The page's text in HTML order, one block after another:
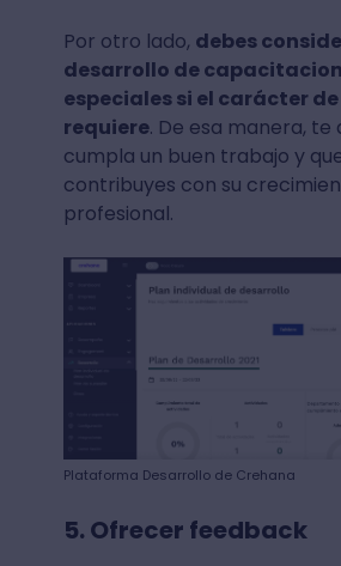
Por otro lado, debes
desarrollo de
especiales si el carácter
requiere. De esa manera, te
cumpla un buen trabajo y
contribuyes con su
profesional.
Plataforma Desarrollo de Crehana
5. Ofrecer feedback